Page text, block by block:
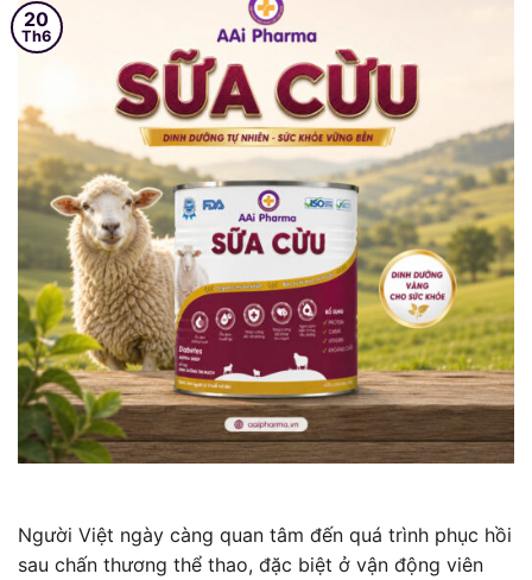
20
Th6
Người Việt ngày càng quan tâm đến quá trình phục hồi
sau chấn thương thể thao, đặc biệt ở vận động viên